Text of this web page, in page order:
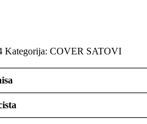
Kategorija: COVER SATOVI